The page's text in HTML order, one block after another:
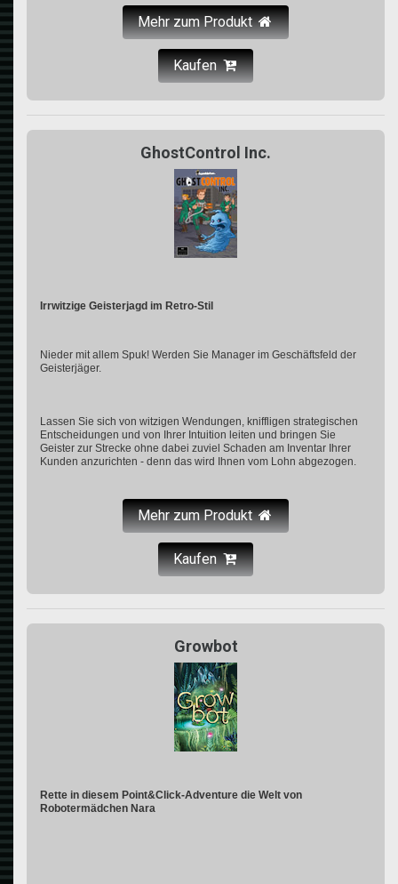
Mehr zum Produkt
Kaufen
GhostControl Inc.
Irrwitzige Geisterjagd im Retro-Stil
Nieder mit allem Spuk! Werden Sie Manager im Geschäftsfeld der
Geisterjäger.
Lassen Sie sich von witzigen Wendungen, kniffligen strategischen
Entscheidungen und von Ihrer Intuition leiten und bringen Sie
Geister zur Strecke ohne dabei zuviel Schaden am Inventar Ihrer
Kunden anzurichten - denn das wird Ihnen vom Lohn abgezogen.
Mehr zum Produkt
Kaufen
Growbot
Rette in diesem Point&Click-Adventure die Welt von
Robotermädchen Nara